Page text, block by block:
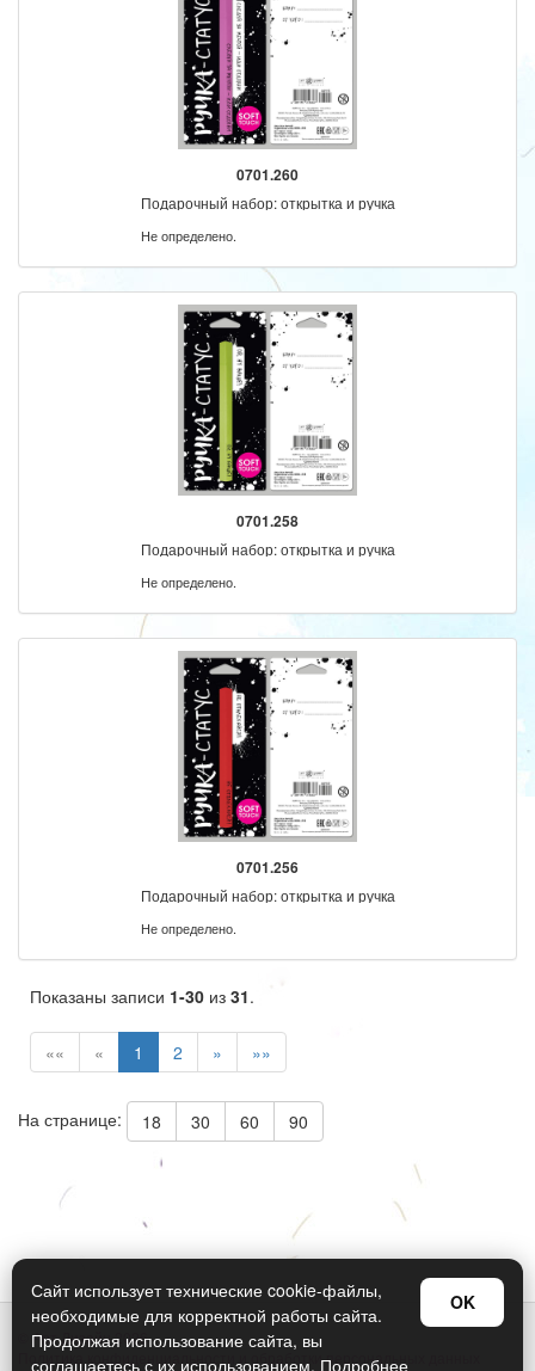
0701.260
Подарочный набор: открытка и ручка
Не определено.
0701.258
Подарочный набор: открытка и ручка
Не определено.
0701.256
Подарочный набор: открытка и ручка
Не определено.
Показаны записи 1-30 из 31.
«« « 1 2 » »»
На странице: 18 30 60 90
© Арт Дизайн 2026
Политика конфиденциальности и обработки персональных данных
Сайт использует технические cookie-файлы,
необходимые для корректной работы сайта.
Продолжая использование сайта, вы
соглашаетесь с их использованием. Подробнее
OK